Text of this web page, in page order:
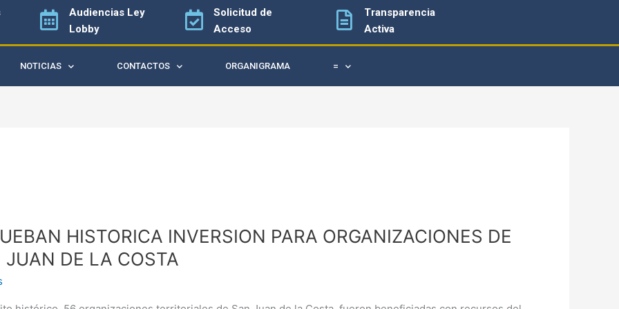
Audiencias Ley
Lobby
Solicitud de
Acceso
Transparencia
Activa
NOTICIAS CONTACTOS ORGANIGRAMA =
HISTORICA INVERSION PARA ORGANIZACIONES DE
JUAN DE LA COSTA